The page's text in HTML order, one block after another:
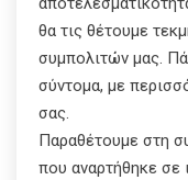
θα τις θέτουμε
συμπολιτών μας.
σύντομα, με
σας.
Παραθέτουμε στη
που αναρτήθηκε σε